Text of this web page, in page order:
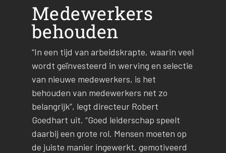
Medewerkers
behouden
“In een tijd van arbeidskrapte, waarin veel
wordt geïnvesteerd in werving en selectie
van nieuwe medewerkers, is het
behouden van medewerkers net zo
belangrijk”, legt directeur Robert
Goedhart uit. “Goed leiderschap speelt
daarbij een grote rol. Mensen moeten op
de juiste manier ingewerkt, gemotiveerd